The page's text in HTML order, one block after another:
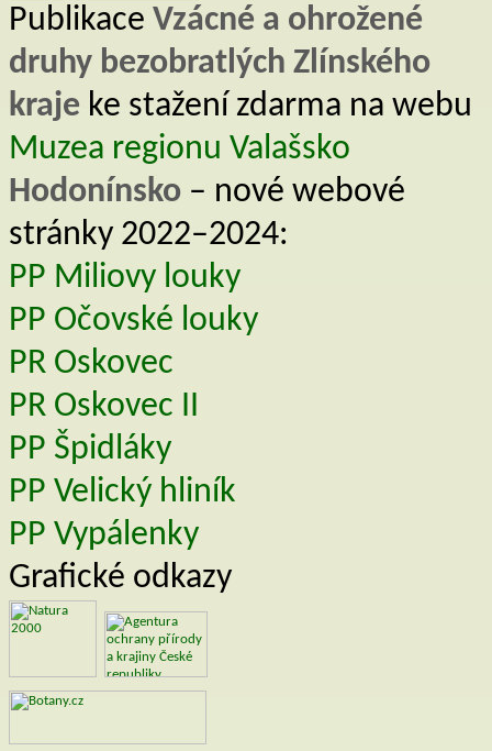
Publikace Vzácné a ohrožené
druhy bezobratlých Zlínského
kraje ke stažení zdarma na webu
Muzea regionu Valašsko
Hodonínsko – nové webové
stránky 2022–2024:
PP Miliovy louky
PP Očovské louky
PR Oskovec
PR Oskovec II
PP Špidláky
PP Velický hliník
PP Vypálenky
Grafické odkazy